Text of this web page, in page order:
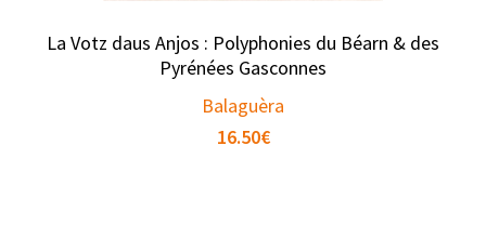
La Votz daus Anjos : Polyphonies du Béarn & des
Pyrénées Gasconnes
Balaguèra
16.50€